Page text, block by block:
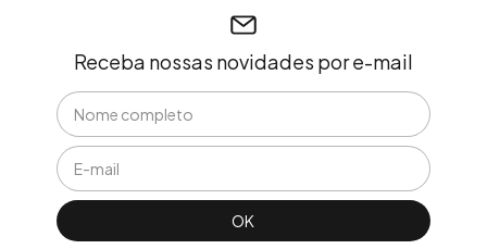
Receba nossas novidades por e-mail